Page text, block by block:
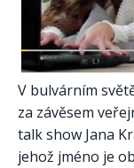
V bulvárním
za závěsem
talk show Jana
jehož jméno je